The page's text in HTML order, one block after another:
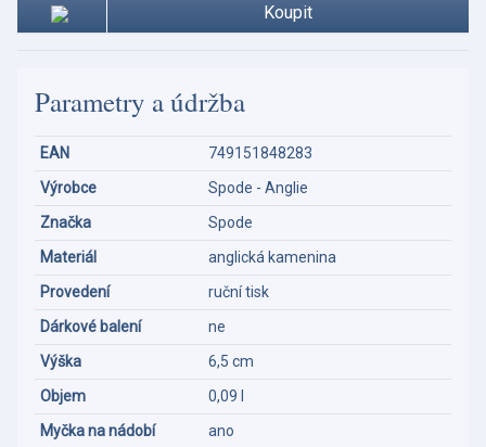
Koupit
Parametry a údržba
EAN
749151848283
Výrobce
Spode - Anglie
Značka
Spode
Materiál
anglická kamenina
Provedení
ruční tisk
Dárkové balení
ne
Výška
6,5 cm
Objem
0,09 l
Myčka na nádobí
ano